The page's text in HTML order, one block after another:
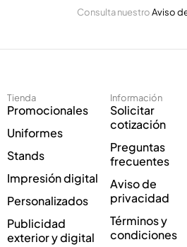
o
e
c
r
ó
i
c
E
l
c
n
i
c
o
*
Consulta nuestroAviso
Tienda
Promocionales
Uniformes
Stands
Impresión digital
Personalizados
Publicidad
exterior y digital
Información
Solicitar
cotización
Preguntas
frecuentes
Aviso de
privacidad
Términos y
condiciones